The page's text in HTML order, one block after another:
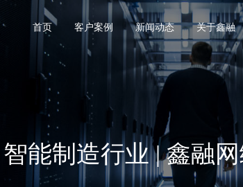
首页 客户案例 新闻动态 关于鑫融
智能制造行业 | 鑫融